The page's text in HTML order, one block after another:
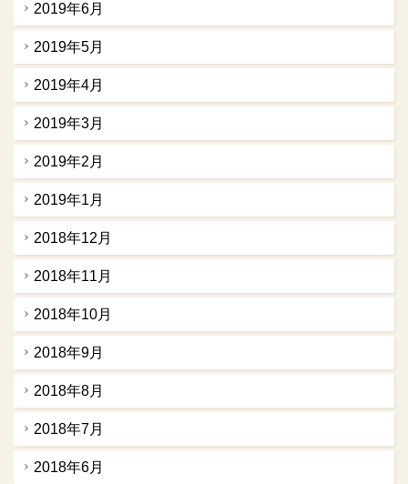
2019年6月
2019年5月
2019年4月
2019年3月
2019年2月
2019年1月
2018年12月
2018年11月
2018年10月
2018年9月
2018年8月
2018年7月
2018年6月